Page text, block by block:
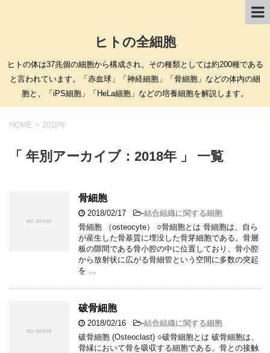
ヒトの全細胞
ヒトの体は37兆個の細胞から構成され、その種類としては約200種である
と言われています。「赤血球」「神経細胞」「骨細胞」などの体内の細
胞と、「iPS細胞」「HeLa細胞」などの培養細胞を解説します。
HOME > 2018年
「 年別アーカイブ：2018年 」 一覧
骨細胞
2018/02/17 -結合組織に関する細胞
骨細胞 （osteocyte） ○骨細胞とは 骨細胞は、自ら
が産生した骨基質に埋没した骨芽細胞である。骨層
板の隙間である骨小腔の中に位置しており、骨小腔
から放射状に広がる骨細管という空間に多数の突起
を …
破骨細胞
2018/02/16 -結合組織に関する細胞
破骨細胞 (Osteoclast) ○破骨細胞とは 破骨細胞は、
骨縁において骨を吸収する細胞である。骨との接触